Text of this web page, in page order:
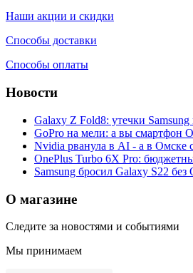
Наши акции и скидки
Способы доставки
Способы оплаты
Новости
Galaxy Z Fold8: утечки
GoPro на мели: а вы смартфон
Nvidia рванула в AI - а в Омске
OnePlus Turbo 6X Pro:
Samsung бросил Galaxy S22
О магазине
Следите за новостями и событиями
Мы принимаем